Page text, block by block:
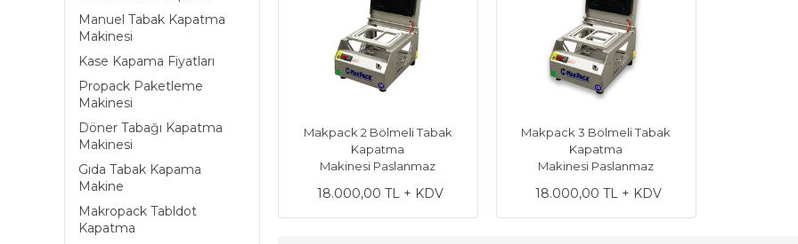
Manuel Tabak Kapatma
Makinesi
Kase Kapama Fiyatları
Propack Paketleme
Makinesi
Döner Tabağı Kapatma
Makinesi
Gıda Tabak Kapama
Makine
Makropack Tabldot
Kapatma
Makpack 2 Bölmeli Tabak
Kapatma
Makinesi Paslanmaz
18.000,00 TL + KDV
Makpack 3 Bölmeli Tabak
Kapatma
Makinesi Paslanmaz
18.000,00 TL + KDV